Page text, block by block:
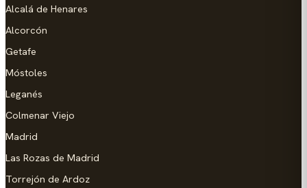
Alcalá de Henares
Alcorcón
Getafe
Móstoles
Leganés
Colmenar Viejo
Madrid
Las Rozas de Madrid
Torrejón de Ardoz